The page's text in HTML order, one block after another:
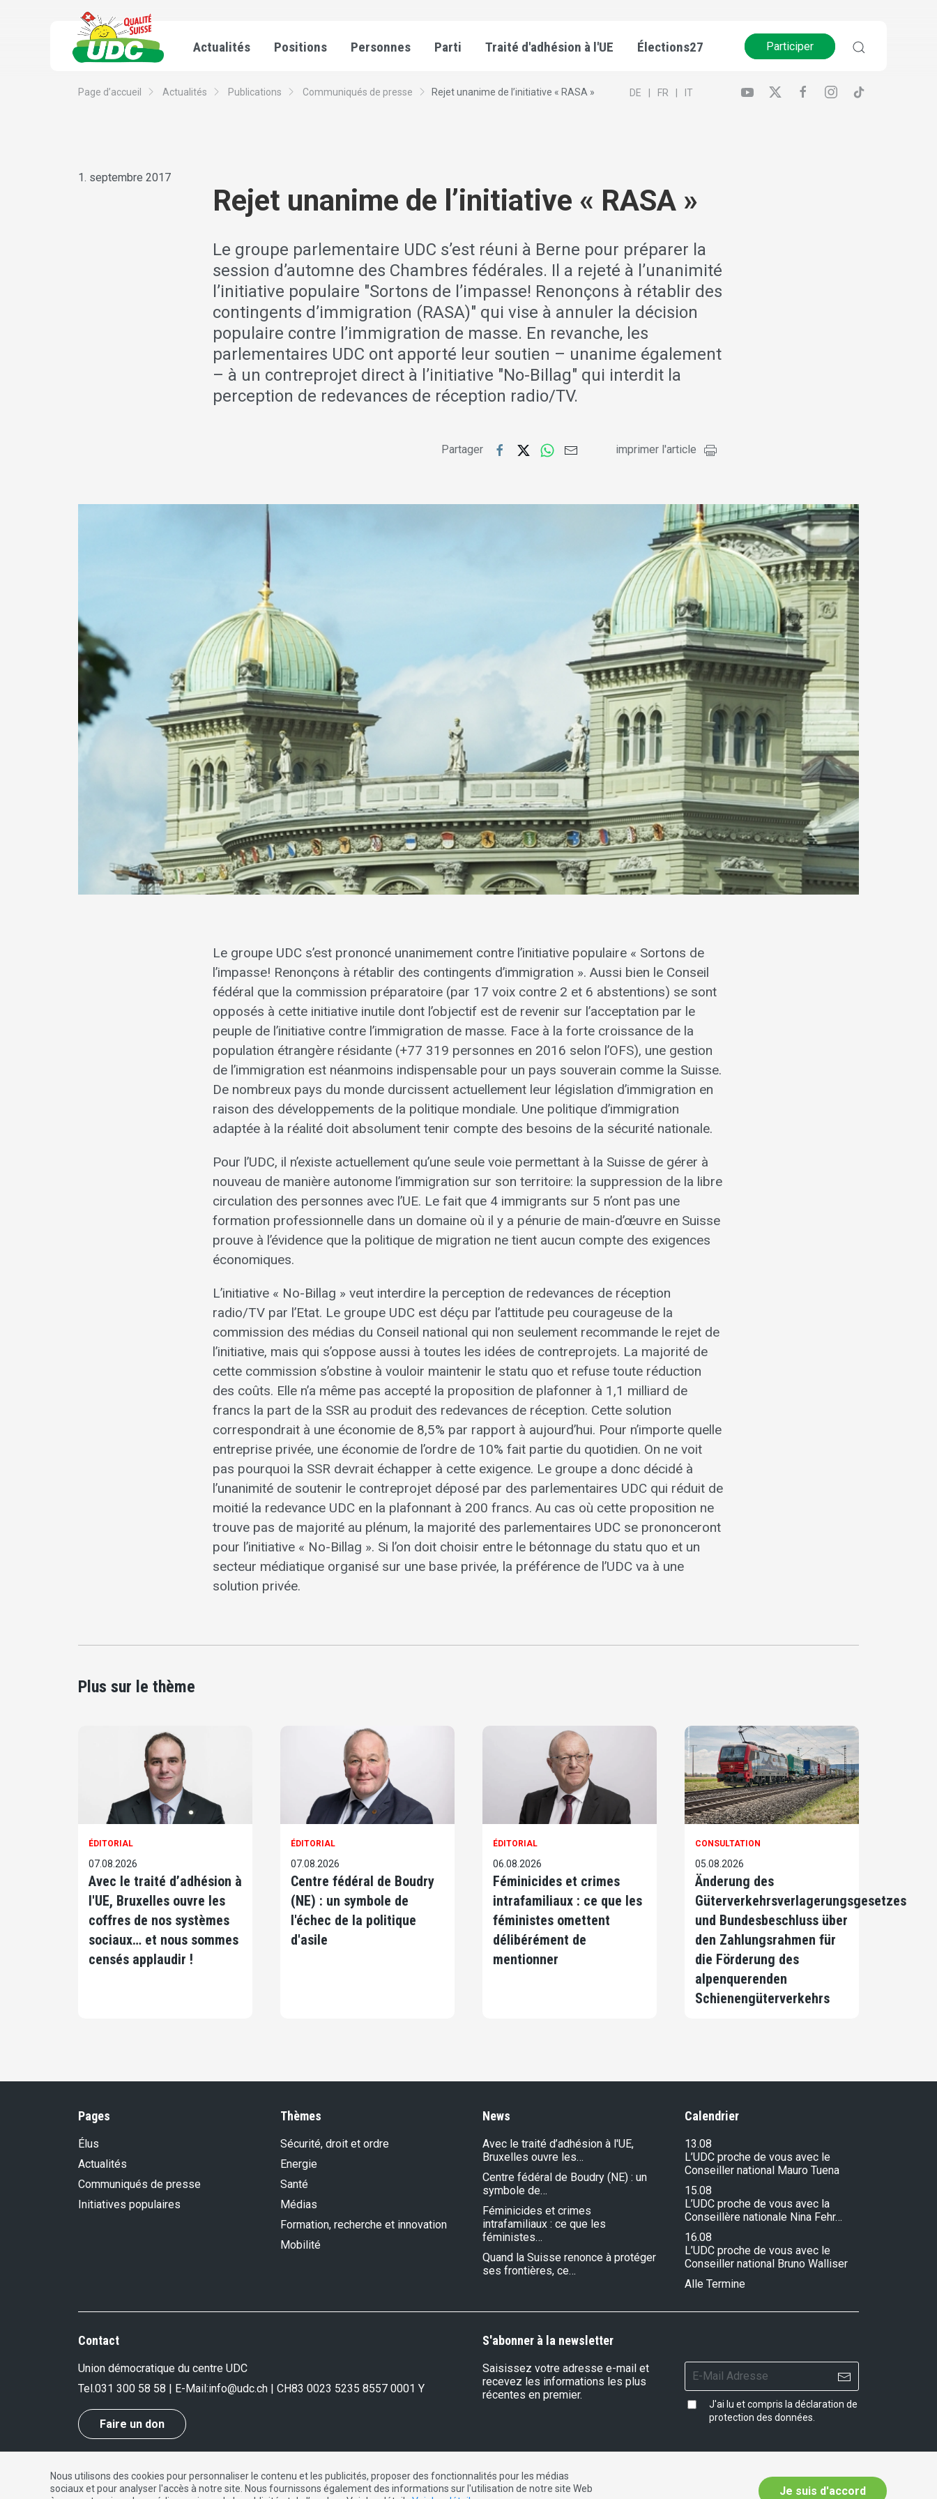
Actualités Positions Personnes Parti Traité d'adhésion à l'UE Élections27 Participer
Page d’accueil Actualités Publications Communiqués de presse Rejet unanime de l’initiative « RASA » DE FR IT
1. septembre 2017
Rejet unanime de l’initiative « RASA »
Le groupe parlementaire UDC s’est réuni à Berne pour préparer la
session d’automne des Chambres fédérales. Il a rejeté à l’unanimité
l’initiative populaire "Sortons de l’impasse! Renonçons à rétablir des
contingents d’immigration (RASA)" qui vise à annuler la décision
populaire contre l’immigration de masse. En revanche, les
parlementaires UDC ont apporté leur soutien – unanime également
– à un contreprojet direct à l’initiative "No-Billag" qui interdit la
perception de redevances de réception radio/TV.
Partager imprimer l'article
Le groupe UDC s’est prononcé unanimement contre l’initiative populaire « Sortons de
l’impasse! Renonçons à rétablir des contingents d’immigration ». Aussi bien le Conseil
fédéral que la commission préparatoire (par 17 voix contre 2 et 6 abstentions) se sont
opposés à cette initiative inutile dont l’objectif est de revenir sur l’acceptation par le
peuple de l’initiative contre l’immigration de masse. Face à la forte croissance de la
population étrangère résidante (+77 319 personnes en 2016 selon l’OFS), une gestion
de l’immigration est néanmoins indispensable pour un pays souverain comme la Suisse.
De nombreux pays du monde durcissent actuellement leur législation d’immigration en
raison des développements de la politique mondiale. Une politique d’immigration
adaptée à la réalité doit absolument tenir compte des besoins de la sécurité nationale.
Pour l’UDC, il n’existe actuellement qu’une seule voie permettant à la Suisse de gérer à
nouveau de manière autonome l’immigration sur son territoire: la suppression de la libre
circulation des personnes avec l’UE. Le fait que 4 immigrants sur 5 n’ont pas une
formation professionnelle dans un domaine où il y a pénurie de main-d’œuvre en Suisse
prouve à l’évidence que la politique de migration ne tient aucun compte des exigences
économiques.
L’initiative « No-Billag » veut interdire la perception de redevances de réception
radio/TV par l’Etat. Le groupe UDC est déçu par l’attitude peu courageuse de la
commission des médias du Conseil national qui non seulement recommande le rejet de
l’initiative, mais qui s’oppose aussi à toutes les idées de contreprojets. La majorité de
cette commission s’obstine à vouloir maintenir le statu quo et refuse toute réduction
des coûts. Elle n’a même pas accepté la proposition de plafonner à 1,1 milliard de
francs la part de la SSR au produit des redevances de réception. Cette solution
correspondrait à une économie de 8,5% par rapport à aujourd’hui. Pour n’importe quelle
entreprise privée, une économie de l’ordre de 10% fait partie du quotidien. On ne voit
pas pourquoi la SSR devrait échapper à cette exigence. Le groupe a donc décidé à
l’unanimité de soutenir le contreprojet déposé par des parlementaires UDC qui réduit de
moitié la redevance UDC en la plafonnant à 200 francs. Au cas où cette proposition ne
trouve pas de majorité au plénum, la majorité des parlementaires UDC se prononceront
pour l’initiative « No-Billag ». Si l’on doit choisir entre le bétonnage du statu quo et un
secteur médiatique organisé sur une base privée, la préférence de l’UDC va à une
solution privée.
Plus sur le thème
ÉDITORIAL
07.08.2026
Avec le traité d’adhésion à
l'UE, Bruxelles ouvre les
coffres de nos systèmes
sociaux… et nous sommes
censés applaudir !
ÉDITORIAL
07.08.2026
Centre fédéral de Boudry
(NE) : un symbole de
l'échec de la politique
d'asile
ÉDITORIAL
06.08.2026
Féminicides et crimes
intrafamiliaux : ce que les
féministes omettent
délibérément de
mentionner
CONSULTATION
05.08.2026
Änderung des
Güterverkehrsverlagerungsgesetzes
und Bundesbeschluss über
den Zahlungsrahmen für
die Förderung des
alpenquerenden
Schienengüterverkehrs
Pages
Élus
Actualités
Communiqués de presse
Initiatives populaires
Thèmes
Sécurité, droit et ordre
Energie
Santé
Médias
Formation, recherche et innovation
Mobilité
News
Avec le traité d’adhésion à l'UE,
Bruxelles ouvre les…
Centre fédéral de Boudry (NE) : un
symbole de…
Féminicides et crimes
intrafamiliaux : ce que les
féministes…
Quand la Suisse renonce à protéger
ses frontières, ce…
Calendrier
13.08
L’UDC proche de vous avec le
Conseiller national Mauro Tuena
15.08
L’UDC proche de vous avec la
Conseillère nationale Nina Fehr…
16.08
L’UDC proche de vous avec le
Conseiller national Bruno Walliser
Alle Termine
Contact
Union démocratique du centre UDC
Tel.031 300 58 58 | E-Mail:info@udc.ch | CH83 0023 5235 8557 0001 Y
Faire un don
S'abonner à la newsletter
Saisissez votre adresse e-mail et
recevez les informations les plus
récentes en premier.
J'ai lu et compris la déclaration de
protection des données
Impressum|Protection des données|Contact DE FR IT
Nous utilisons des cookies pour personnaliser le contenu et les publicités, proposer des fonctionnalités pour les médias
sociaux et pour analyser l'accès à notre site. Nous fournissons également des informations sur l'utilisation de notre site Web
Je suis d'accord